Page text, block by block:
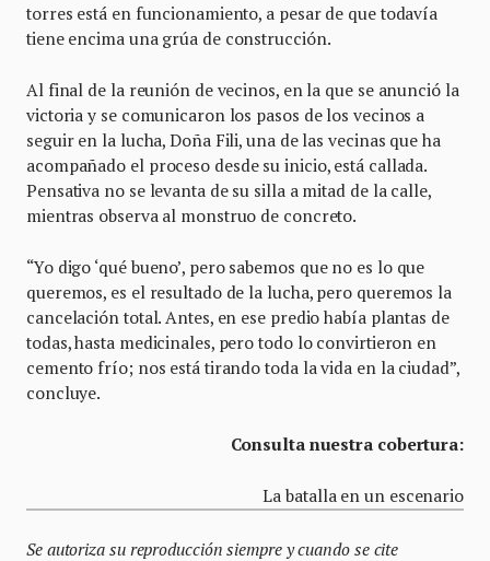
torres está en funcionamiento, a pesar de que todavía
tiene encima una grúa de construcción.
Al final de la reunión de vecinos, en la que se anunció la
victoria y se comunicaron los pasos de los vecinos a
seguir en la lucha, Doña Fili, una de las vecinas que ha
acompañado el proceso desde su inicio, está callada.
Pensativa no se levanta de su silla a mitad de la calle,
mientras observa al monstruo de concreto.
“Yo digo ‘qué bueno’, pero sabemos que no es lo que
queremos, es el resultado de la lucha, pero queremos la
cancelación total. Antes, en ese predio había plantas de
todas, hasta medicinales, pero todo lo convirtieron en
cemento frío; nos está tirando toda la vida en la ciudad”,
concluye.
Consulta nuestra cobertura:
La batalla en un escenario
Se autoriza su reproducción siempre y cuando se cite